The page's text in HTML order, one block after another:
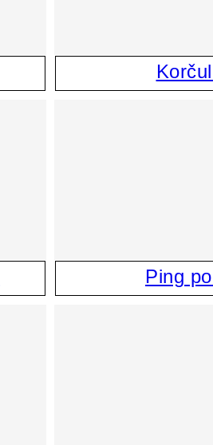
Ping